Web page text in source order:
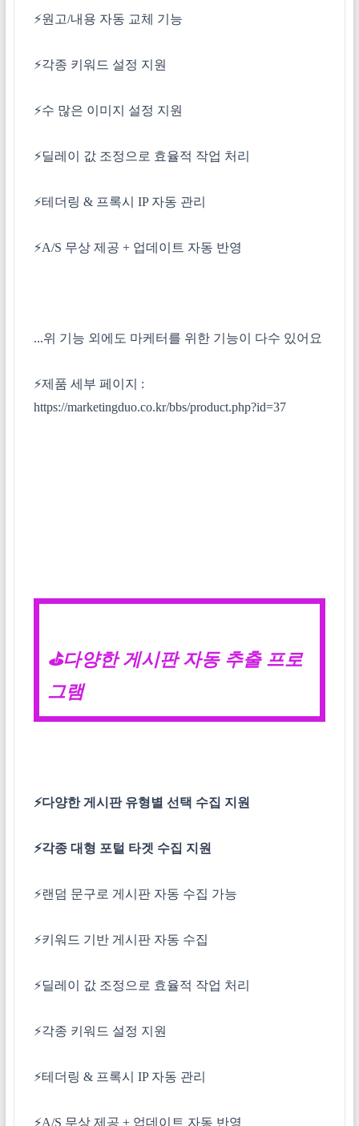
⚡원고/내용 자동 교체 기능
⚡각종 키워드 설정 지원
⚡수 많은 이미지 설정 지원
⚡딜레이 값 조정으로 효율적 작업 처리
⚡테더링 & 프록시 IP 자동 관리
⚡A/S 무상 제공 + 업데이트 자동 반영
...위 기능 외에도 마케터를 위한 기능이 다수 있어요
⚡제품 세부 페이지 :
https://marketingduo.co.kr/bbs/product.php?id=37
⛳다양한 게시판 자동 추출 프로
그램
⚡다양한 게시판 유형별 선택 수집 지원
⚡각종 대형 포털 타겟 수집 지원
⚡랜덤 문구로 게시판 자동 수집 가능
⚡키워드 기반 게시판 자동 수집
⚡딜레이 값 조정으로 효율적 작업 처리
⚡각종 키워드 설정 지원
⚡테더링 & 프록시 IP 자동 관리
⚡A/S 무상 제공 + 업데이트 자동 반영